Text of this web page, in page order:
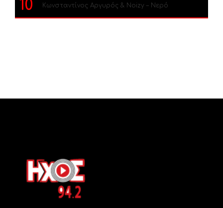
10 Κωνσταντίνος Αργυρός & Noizy – Νερό